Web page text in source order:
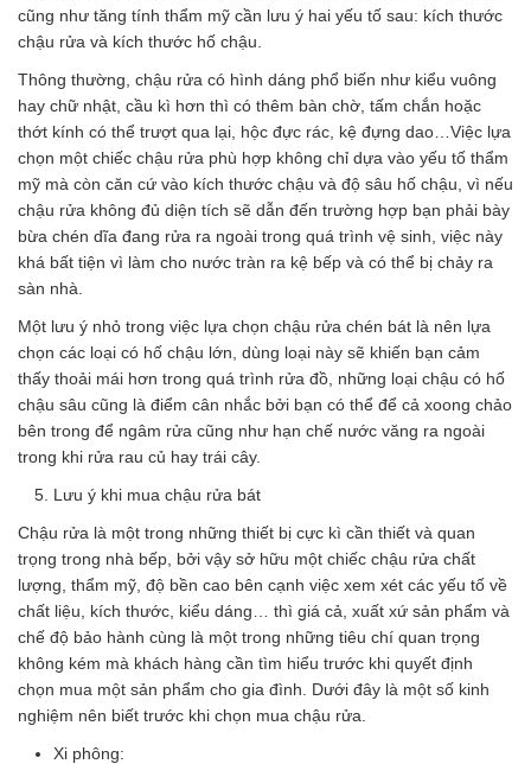
cũng như tăng tính thẩm mỹ cần lưu ý hai yếu tố sau: kích thước
chậu rửa và kích thước hố chậu.
Thông thường, chậu rửa có hình dáng phổ biến như kiểu vuông
hay chữ nhật, cầu kì hơn thì có thêm bàn chờ, tấm chắn hoặc
thớt kính có thể trượt qua lại, hộc đực rác, kệ đựng dao…Việc lựa
chọn một chiếc chậu rửa phù hợp không chỉ dựa vào yếu tố thẩm
mỹ mà còn căn cứ vào kích thước chậu và độ sâu hố chậu, vì nếu
chậu rửa không đủ diện tích sẽ dẫn đến trường hợp bạn phải bày
bừa chén dĩa đang rửa ra ngoài trong quá trình vệ sinh, việc này
khá bất tiện vì làm cho nước tràn ra kệ bếp và có thể bị chảy ra
sàn nhà.
Một lưu ý nhỏ trong việc lựa chọn chậu rửa chén bát là nên lựa
chọn các loại có hố chậu lớn, dùng loại này sẽ khiến bạn cảm
thấy thoải mái hơn trong quá trình rửa đồ, những loại chậu có hố
chậu sâu cũng là điểm cân nhắc bởi bạn có thể để cả xoong chảo
bên trong để ngâm rửa cũng như hạn chế nước văng ra ngoài
trong khi rửa rau củ hay trái cây.
Lưu ý khi mua chậu rửa bát
Chậu rửa là một trong những thiết bị cực kì cần thiết và quan
trọng trong nhà bếp, bởi vậy sở hữu một chiếc chậu rửa chất
lượng, thẩm mỹ, độ bền cao bên cạnh việc xem xét các yếu tố về
chất liệu, kích thước, kiểu dáng… thì giá cả, xuất xứ sản phẩm và
chế độ bảo hành cùng là một trong những tiêu chí quan trọng
không kém mà khách hàng cần tìm hiểu trước khi quyết định
chọn mua một sản phẩm cho gia đình. Dưới đây là một số kinh
nghiệm nên biết trước khi chọn mua chậu rửa.
Xi phông: